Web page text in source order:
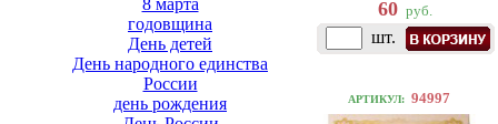
8 марта
годовщина
День детей
День народного единства
России
день рождения
60 руб.
шт.
АРТИКУЛ: 94997